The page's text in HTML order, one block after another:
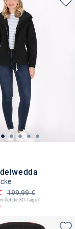
199,99 €
Preis
(letzte 30 Tage):